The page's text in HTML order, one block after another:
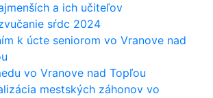
a ich učiteľov
sŕdc 2024
k úcte seniorom vo Vranove nad
vo Vranove nad Topľou
mestských záhonov vo